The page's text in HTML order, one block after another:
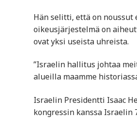
Hän selitti, että on
oikeusjärjestelmä on
ovat yksi useista uhreista.
”Israelin hallitus johtaa
alueilla maamme
Israelin Presidentti Isaac
kongressin kanssa Israelin